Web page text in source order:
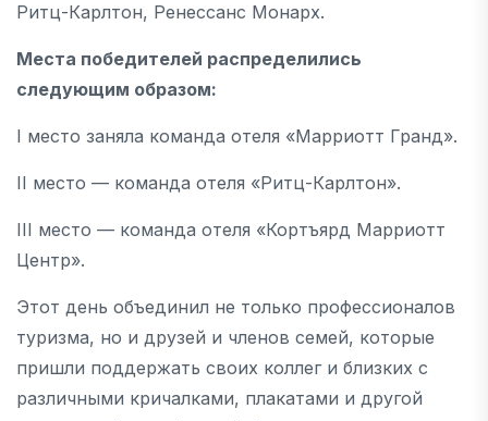
Ритц-Карлтон, Ренессанс Монарх.
Места победителей распределились
следующим образом:
I место заняла команда отеля «Марриотт Гранд».
II место — команда отеля «Ритц-Карлтон».
III место — команда отеля «Кортъярд Марриотт
Центр».
Этот день объединил не только профессионалов
туризма, но и друзей и членов семей, которые
пришли поддержать своих коллег и близких с
различными кричалками, плакатами и другой